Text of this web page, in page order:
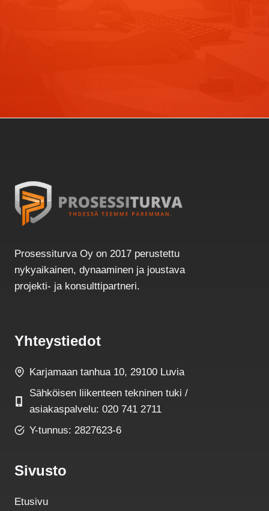
Prosessiturva Oy on 2017 perustettu
nykyaikainen, dynaaminen ja joustava
projekti- ja konsulttipartneri.
Yhteystiedot
Karjamaan tanhua 10, 29100 Luvia
Sähköisen liikenteen tekninen tuki /
asiakaspalvelu: 020 741 2711
Y-tunnus: 2827623-6
Sivusto
Etusivu